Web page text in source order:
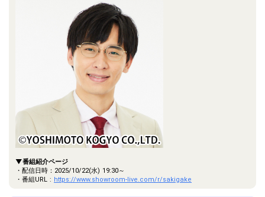
▼番組紹介ページ
・配信日時：2025/10/22(水) 19:30～
・番組URL : https://www.showroom-live.com/r/sakigake